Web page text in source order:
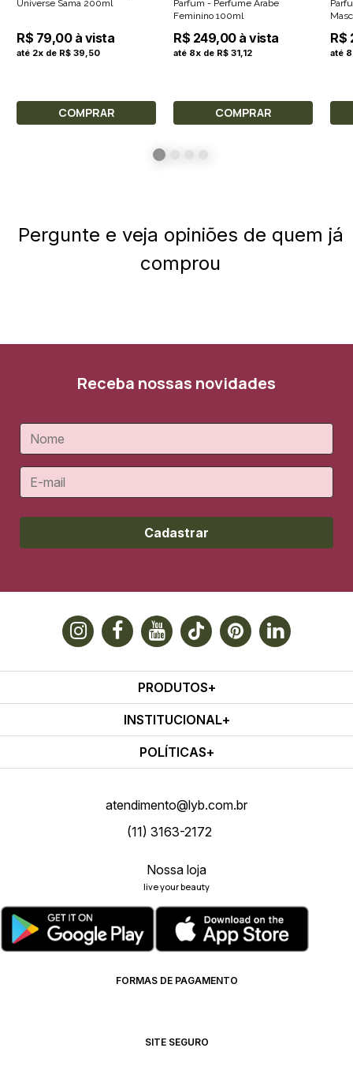
Universe Sama 200ml
R$ 79,00 à vista
até 2x de R$ 39,50
COMPRAR
Parfum - Perfume Árabe
Feminino 100ml
R$ 249,00 à vista
até 8x de R$ 31,12
COMPRAR
R$
até
Pergunte e veja opiniões de quem já
comprou
Receba nossas novidades
Cadastrar
PRODUTOS
INSTITUCIONAL
POLÍTICAS
atendimento@lyb.com.br
(11) 3163-2172
Nossa loja
live your beauty
FORMAS DE PAGAMENTO
SITE SEGURO